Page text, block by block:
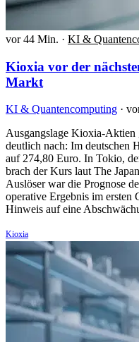
vor 44 Min. · KI &
Kioxia vor der
Markt
KI & Quantencomputing ·
Ausgangslage Kioxia-Aktien
deutlich nach: Im deutschen
auf 274,80 Euro. In Tokio,
brach der Kurs laut The
Auslöser war die Prognose
operative Ergebnis im ersten
Hinweis auf eine
Kioxia